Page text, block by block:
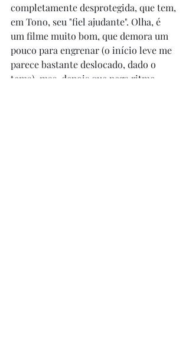
completamente desprotegida, que tem,
em Tono, seu "fiel ajudante". Olha, é
um filme muito bom, que demora um
pouco para engrenar (o início leve me
parece bastante deslocado, dado o
tema), mas, depois que pega ritmo,